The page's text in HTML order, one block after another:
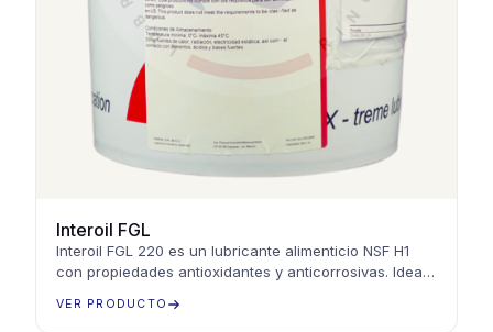
Interoil FGL
Interoil FGL 220 es un lubricante alimenticio NSF H1
con propiedades antioxidantes y anticorrosivas. Ideal
VER PRODUCTO